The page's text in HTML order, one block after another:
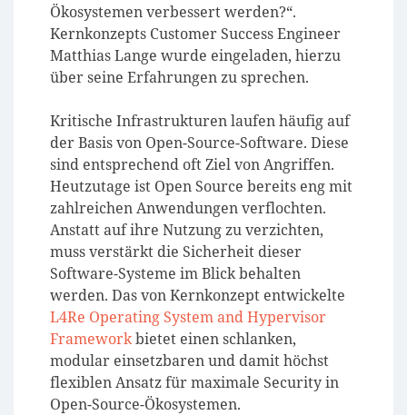
Ökosystemen verbessert werden?“.
Kernkonzepts Customer Success Engineer
Matthias Lange wurde eingeladen, hierzu
über seine Erfahrungen zu sprechen.
Kritische Infrastrukturen laufen häufig auf
der Basis von Open-Source-Software. Diese
sind entsprechend oft Ziel von Angriffen.
Heutzutage ist Open Source bereits eng mit
zahlreichen Anwendungen verflochten.
Anstatt auf ihre Nutzung zu verzichten,
muss verstärkt die Sicherheit dieser
Software-Systeme im Blick behalten
werden. Das von Kernkonzept entwickelte
L4Re Operating System and Hypervisor
Frameworkbietet einen schlanken,
modular einsetzbaren und damit höchst
flexiblen Ansatz für maximale Security in
Open-Source-Ökosystemen.